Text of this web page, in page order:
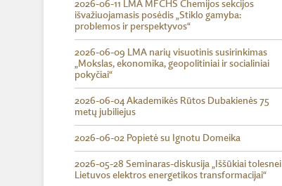
2026-06-11 LMA MFCHS Chemijos sekcijos
išvažiuojamasis posėdis „Stiklo gamyba:
problemos ir perspektyvos“
2026-06-09 LMA narių visuotinis susirinkimas
„Mokslas, ekonomika, geopolitiniai ir socialiniai
pokyčiai“
2026-06-04 Akademikės Rūtos Dubakienės 75
metų jubiliejus
2026-06-02 Popietė su Ignotu Domeika
2026-05-28 Seminaras-diskusija „Iššūkiai tolesnei
Lietuvos elektros energetikos transformacijai“